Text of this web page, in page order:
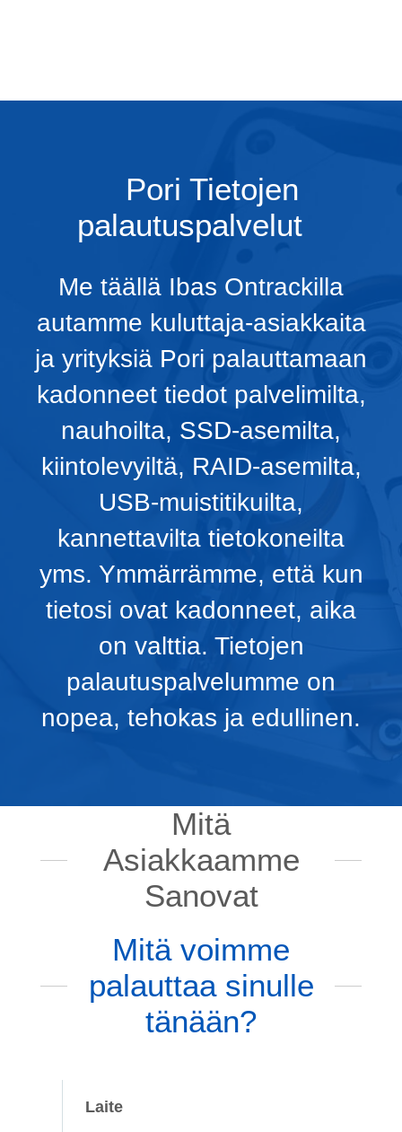
Pori Tietojen
palautuspalvelut
Me täällä Ibas Ontrackilla
autamme kuluttaja-asiakkaita
ja yrityksiä Pori palauttamaan
kadonneet tiedot palvelimilta,
nauhoilta, SSD-asemilta,
kiintolevyiltä, RAID-asemilta,
USB-muistitikuilta,
kannettavilta tietokoneilta
yms. Ymmärrämme, että kun
tietosi ovat kadonneet, aika
on valttia. Tietojen
palautuspalvelumme on
nopea, tehokas ja edullinen.
Mitä
Asiakkaamme
Sanovat
Mitä voimme
palauttaa sinulle
tänään?
Laite